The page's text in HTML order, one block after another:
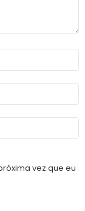
vez que eu